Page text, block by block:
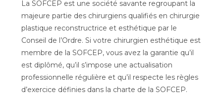
La SOFCEP est une société savante regroupant la
majeure partie des chirurgiens qualifiés en chirurgie
plastique reconstructrice et esthétique par le
Conseil de l’Ordre. Si votre chirurgien esthétique est
membre de la SOFCEP, vous avez la garantie qu’il
est diplômé, qu’il s’impose une actualisation
professionnelle régulière et qu’il respecte les règles
d’exercice définies dans la charte de la SOFCEP.